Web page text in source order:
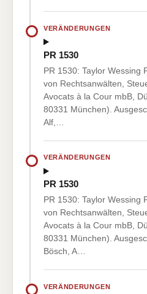
VERÄNDERUNGEN
PR 1530
PR 1530: Taylor Wessing
von Rechtsanwälten,
Avocats à la Cour mbB,
80331 München).
Alf,…
VERÄNDERUNGEN
PR 1530
PR 1530: Taylor Wessing
von Rechtsanwälten,
Avocats à la Cour mbB,
80331 München).
Bösch, A…
VERÄNDERUNGEN